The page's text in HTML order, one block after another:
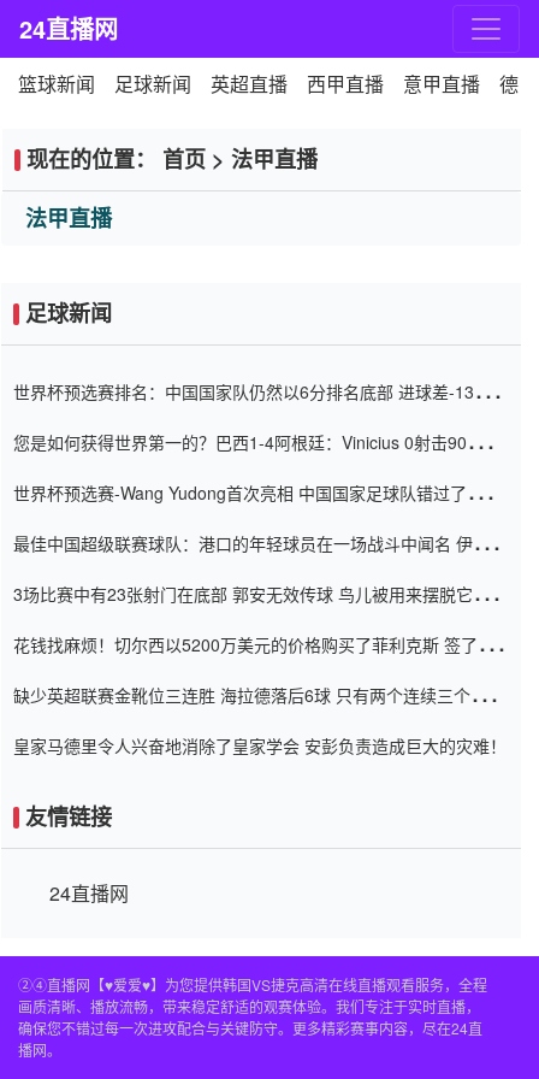
24直播网
篮球新闻 足球新闻 英超直播 西甲直播 意甲直播 德
现在的位置： 首页 > 法甲直播
法甲直播
足球新闻
世界杯预选赛排名：中国国家队仍然以6分排名底部 进球差-13令人
您是如何获得世界第一的？巴西1-4阿根廷：Vinicius 0射击90分钟
世界杯预选赛-Wang Yudong首次亮相 中国国家足球队错过了世界
最佳中国超级联赛球队：港口的年轻球员在一场战斗中闻名 伊万放
3场比赛中有23张射门在底部 郭安无效传球 鸟儿被用来摆脱它
花钱找麻烦！切尔西以5200万美元的价格购买了菲利克斯 签了7年
缺少英超联赛金靴位三连胜 海拉德落后6球 只有两个连续三个连续
皇家马德里令人兴奋地消除了皇家学会 安彭负责造成巨大的灾难！
友情链接
24直播网
②④直播网【♥爱爱♥】为您提供韩国VS捷克高清在线直播观看服务，全程
画质清晰、播放流畅，带来稳定舒适的观赛体验。我们专注于实时直播，
确保您不错过每一次进攻配合与关键防守。更多精彩赛事内容，尽在24直
播网。